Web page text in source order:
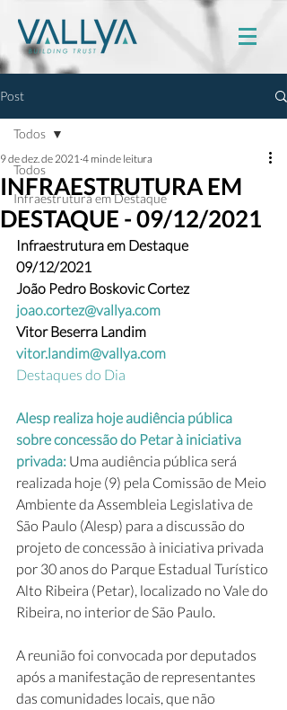
Post
Todos
Infraestrutura em Destaque
Todos
INFRAESTRUTURA EM
DESTAQUE - 09/12/2021
9 de dez. de 2021 4 min de leitura
Infraestrutura em Destaque
09/12/2021
João Pedro Boskovic Cortez
joao.cortez@vallya.com
Vitor Beserra Landim
vitor.landim@vallya.com
Destaques do Dia
Alesp realiza hoje audiência pública
sobre concessão do Petar à iniciativa
privada: Uma audiência pública será
realizada hoje (9) pela Comissão de Meio
Ambiente da Assembleia Legislativa de
São Paulo (Alesp) para a discussão do
projeto de concessão à iniciativa privada
por 30 anos do Parque Estadual Turístico
Alto Ribeira (Petar), localizado no Vale do
Ribeira, no interior de São Paulo.
A reunião foi convocada por deputados
após a manifestação de representantes
das comunidades locais, que não